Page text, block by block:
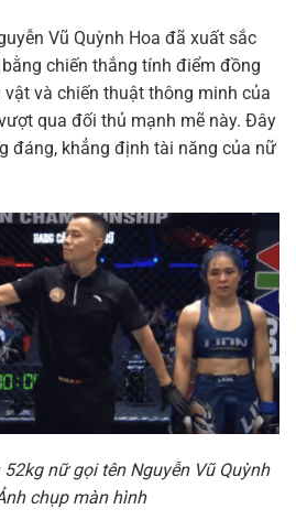
Vũ Quỳnh Hoa đã xuất sắc
chiến thắng tính điểm đồng
và chiến thuật thông minh của
qua đối thủ mạnh mẽ này. Đây
đáng, khẳng định tài năng của nữ
nữ gọi tên Nguyễn Vũ Quỳnh
chụp màn hình